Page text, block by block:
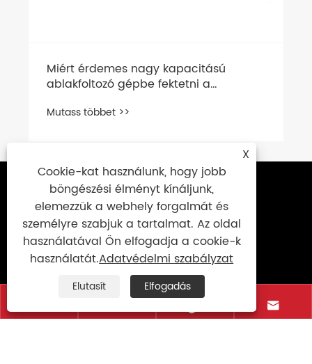
Hogyan oldja meg a BOPP fólia a
gyakori csomagolási és nyomtatási
Mutass többet >>
Lépjen kapcsolatba velünk
+86-577-86709268
+86-15968760337
+86-577-86709269

X
Cookie-kat használunk, hogy jobb
böngészési élményt kínáljunk,
elemezzük a webhely forgalmát és
személyre szabjuk a tartalmat. Az oldal
használatával Ön elfogadja a cookie-k
használatát.Adatvédelmi szabályzat
Elutasít Elfogadás